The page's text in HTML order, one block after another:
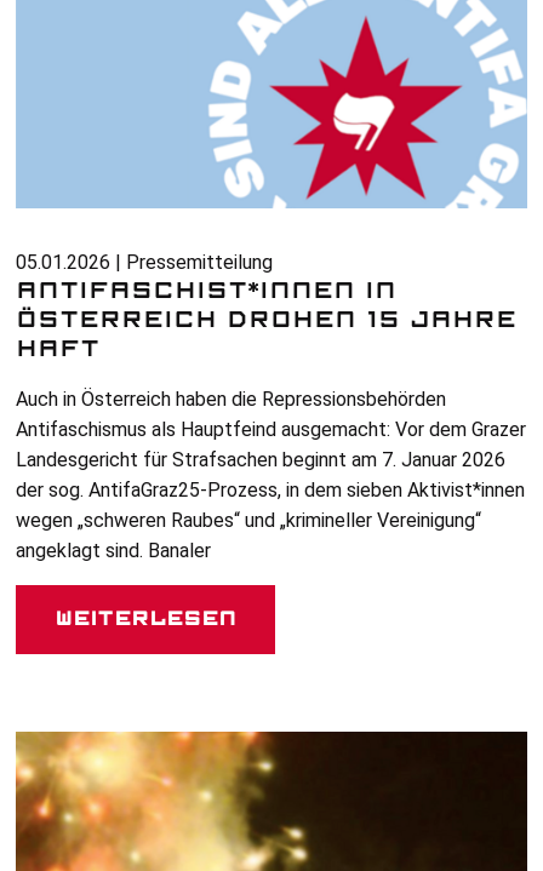
05.01.2026 | Pressemitteilung
ANTIFASCHIST*INNEN IN
ÖSTERREICH DROHEN 15 JAHRE
HAFT
Auch in Österreich haben die Repressionsbehörden
Antifaschismus als Hauptfeind ausgemacht: Vor dem Grazer
Landesgericht für Strafsachen beginnt am 7. Januar 2026
der sog. AntifaGraz25-Prozess, in dem sieben Aktivist*innen
wegen „schweren Raubes“ und „krimineller Vereinigung“
angeklagt sind. Banaler
Weiterlesen